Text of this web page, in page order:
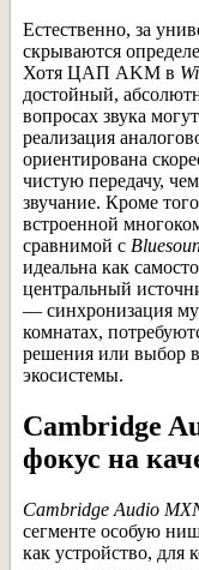
Естественно, за
скрываются
Хотя ЦАП AKM в
достойный,
вопросах звука
реализация
ориентирована
чистую передачу,
звучание. Кроме
встроенной
сравнимой с
идеальна как
центральный
— синхронизация
комнатах,
решения или выбор
экосистемы.
Cambridge
фокус на
Cambridge Audio
сегменте особую
как устройство, для